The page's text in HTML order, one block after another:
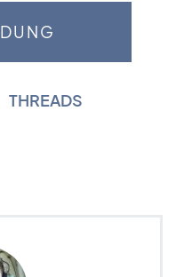
THREADS